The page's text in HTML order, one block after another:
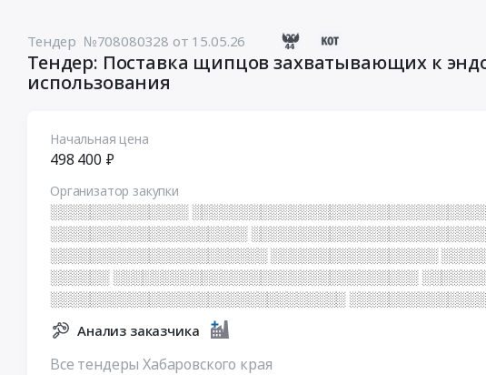
Тендер №708080328 от 15.05.26
Тендер: Поставка щипцов захватывающих к
использования
Начальная цена
498 400 ₽
Организатор закупки
░░░░░░░░░░░░░░
░░░░░░░░░░░░░░░░░░░░
░░░░░░░░░░░░░░░░░░░░░░ ░░░░░░░░░░░░░░░░░
░░░░░░ ░░░░░░░░░░░░░░░░░░░░░░░░░░░░░░░
░░░░░░░░░░░░░░░░░░░░░░░░░░░░░░
Анализ заказчика
Все тендеры Хабаровского края